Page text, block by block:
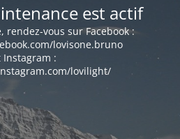
est actif
rendez-vous sur Facebook :
lovisone.bruno
Instagram :
lovilight/